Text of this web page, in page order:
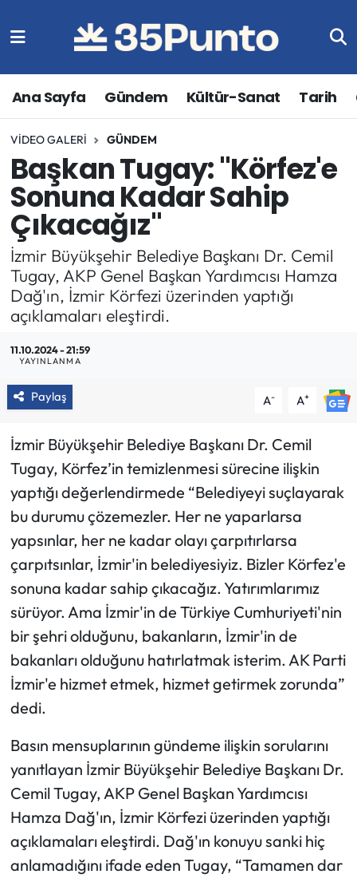
Ana Sayfa Gündem Kültür-Sanat Tarih
VIDEO GALERI GÜNDEM
Başkan Tugay: "Körfez'e
Sonuna Kadar Sahip
Çıkacağız"
İzmir Büyükşehir Belediye Başkanı Dr. Cemil
Tugay, AKP Genel Başkan Yardımcısı Hamza
Dağ'ın, İzmir Körfezi üzerinden yaptığı
açıklamaları eleştirdi.
11.10.2024 - 21:59
YAYINLANMA
Paylaş A- A+
İzmir Büyükşehir Belediye Başkanı Dr. Cemil
Tugay, Körfez’in temizlenmesi sürecine ilişkin
yaptığı değerlendirmede “Belediyeyi suçlayarak
bu durumu çözemezler. Her ne yaparlarsa
yapsınlar, her ne kadar olayı çarpıtırlarsa
çarpıtsınlar, İzmir'in belediyesiyiz. Bizler Körfez'e
sonuna kadar sahip çıkacağız. Yatırımlarımız
sürüyor. Ama İzmir'in de Türkiye Cumhuriyeti'nin
bir şehri olduğunu, bakanların, İzmir'in de
bakanları olduğunu hatırlatmak isterim. AK Parti
İzmir'e hizmet etmek, hizmet getirmek zorunda”
dedi.
Basın mensuplarının gündeme ilişkin sorularını
yanıtlayan İzmir Büyükşehir Belediye Başkanı Dr.
Cemil Tugay, AKP Genel Başkan Yardımcısı
Hamza Dağ'ın, İzmir Körfezi üzerinden yaptığı
açıklamaları eleştirdi. Dağ'ın konuyu sanki hiç
anlamadığını ifade eden Tugay, “Tamamen dar